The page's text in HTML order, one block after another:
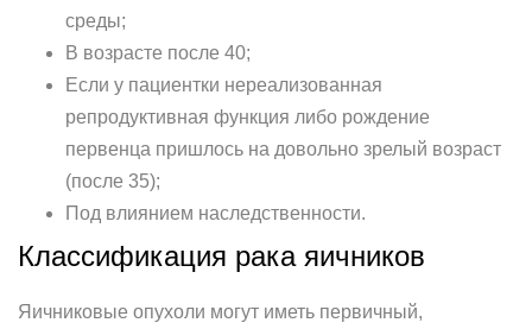
среды;
В возрасте после 40;
Если у пациентки нереализованная
репродуктивная функция либо рождение
первенца пришлось на довольно зрелый возраст
(после 35);
Под влиянием наследственности.
Классификация рака яичников
Яичниковые опухоли могут иметь первичный,